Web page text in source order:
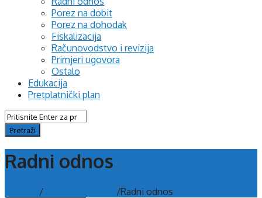
Porez na dobit
Porez na dohodak
Fiskalizacija
Računovodstvo i revizija
Primjeri ugovora
Ostalo
Edukacija
Pretplatnički plan
Radni odnos
/ /Radni odnos